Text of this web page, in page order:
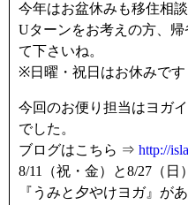
今年はお盆休みも移住相
Uターンをお考えの方、
て下さいね。
※日曜・祝日はお休みです
今回のお便り担当はヨガ
でした。
ブログはこちら ⇒ http://
8/11（祝・金）と8/27（
『うみと夕やけヨガ』があ